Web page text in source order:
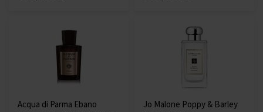
Acqua di Parma Ebano
Jo Malone Poppy & Barley